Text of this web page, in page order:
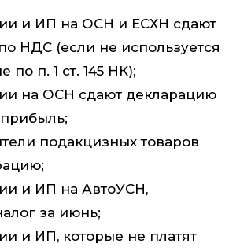
и ИП на ОСН и ЕСХН сдают
НДС (если не используется
по п. 1 ст. 145 НК);
на ОСН сдают декларацию
подакцизных товаров
и ИП на АвтоУСН,
за июнь;
и ИП, которые не платят